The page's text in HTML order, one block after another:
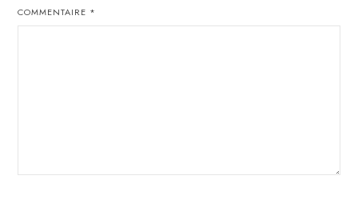
COMMENTAIRE *